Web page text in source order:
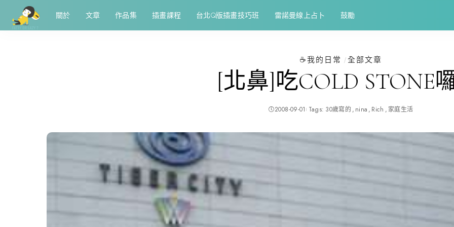
關於 文章 作品集 插畫課程 台北Q版插畫技巧班 雷諾曼線上占卜 鼓勵
☕️我的日常 全部文章
[北鼻]吃COLD STONE
2008-09-01 Tags: 30歲寫的 nina Rich 家庭生活